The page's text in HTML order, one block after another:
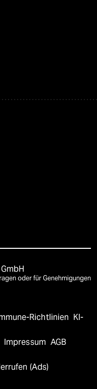
oder für Genehmigungen
Richtlinien KI-
Impressum AGB
(Ads)